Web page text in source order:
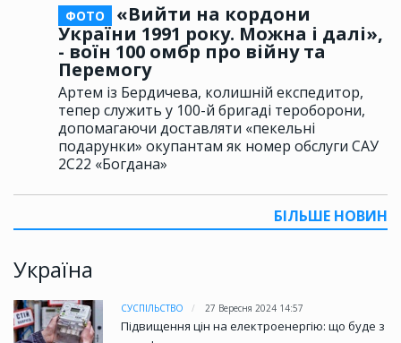
ФОТО
«Вийти на кордони
України 1991 року. Можна і далі»,
- воїн 100 омбр про війну та
Перемогу
Артем із Бердичева, колишній експедитор,
тепер служить у 100-й бригаді тероборони,
допомагаючи доставляти «пекельні
подарунки» окупантам як номер обслуги САУ
2С22 «Богдана»
БІЛЬШЕ НОВИН
Україна
СУСПІЛЬСТВО 27 Вересня 2024 14:57
Підвищення цін на електроенергію: що буде з